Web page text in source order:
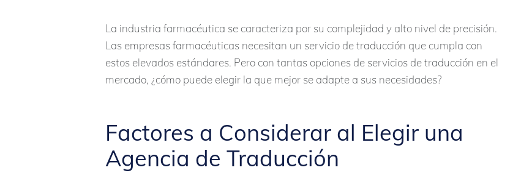
La industria farmacéutica se caracteriza por su complejidad y alto nivel de precisión.
Las empresas farmacéuticas necesitan un servicio de traducción que cumpla con
estos elevados estándares. Pero con tantas opciones de servicios de traducción en el
mercado, ¿cómo puede elegir la que mejor se adapte a sus necesidades?
Factores a Considerar al Elegir una
Agencia de Traducción